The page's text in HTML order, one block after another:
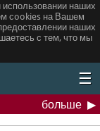
наших
сookies на Вашем
наших
с тем, что мы
☰
больше